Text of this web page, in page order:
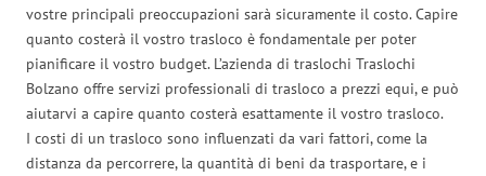
vostre principali preoccupazioni sarà sicuramente il costo. Capire
quanto costerà il vostro trasloco è fondamentale per poter
pianificare il vostro budget. L’azienda di traslochi Traslochi
Bolzano offre servizi professionali di trasloco a prezzi equi, e può
aiutarvi a capire quanto costerà esattamente il vostro trasloco.
I costi di un trasloco sono influenzati da vari fattori, come la
distanza da percorrere, la quantità di beni da trasportare, e i